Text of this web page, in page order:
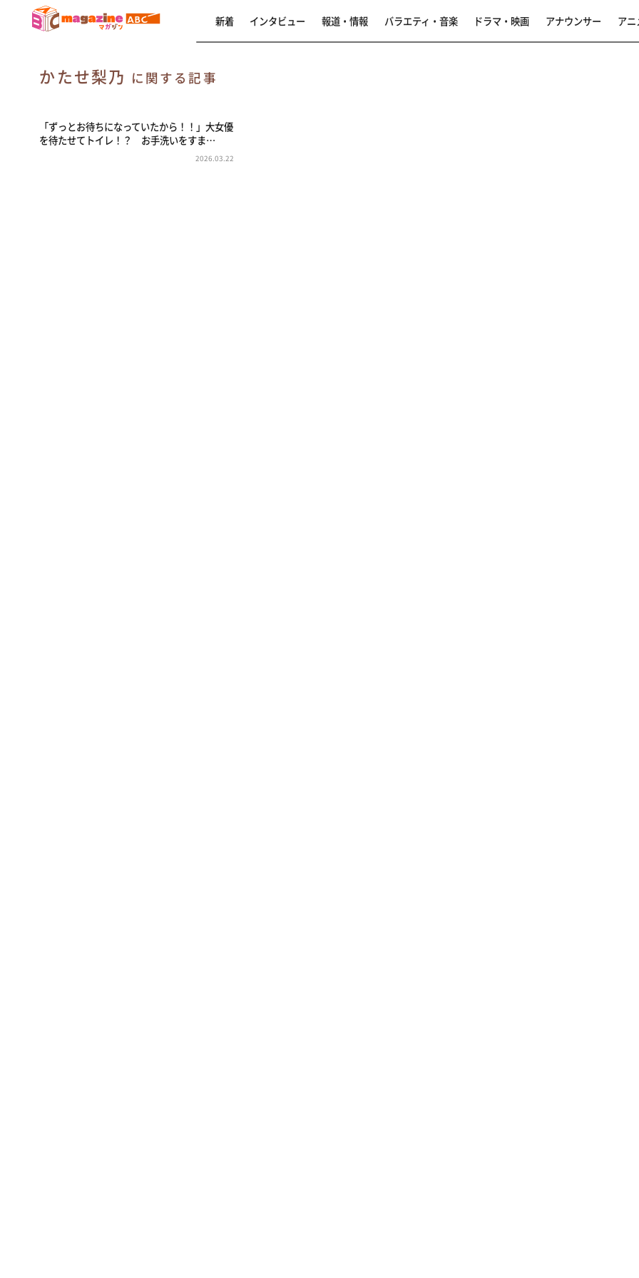
新着 インタビュー 報道・情報 バラエティ・音楽 ドラマ・映画 アナウンサー アニ
かたせ梨乃 に関する記事
「ずっとお待ちになっていたから！！」大女優
を待たせてトイレ！？ お手洗いをすま…
2026.03.22